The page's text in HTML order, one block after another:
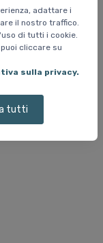
adattare i
il nostro traffico.
di tutti i cookie.
cliccare su
sulla privacy.
tutti